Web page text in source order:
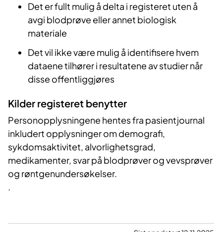
Det er fullt mulig å delta i registeret uten å
avgi blodprøve eller annet biologisk
materiale
Det vil ikke være mulig å identifisere hvem
dataene tilhører i resultatene av studier når
disse offentliggjøres
Kilder registeret benytter
Personopplysningene hentes fra pasientjournal
inkludert opplysninger om demografi,
sykdomsaktivitet, alvorlighetsgrad,
medikamenter, svar på blodprøver og vevsprøver
og røntgenundersøkelser.
.